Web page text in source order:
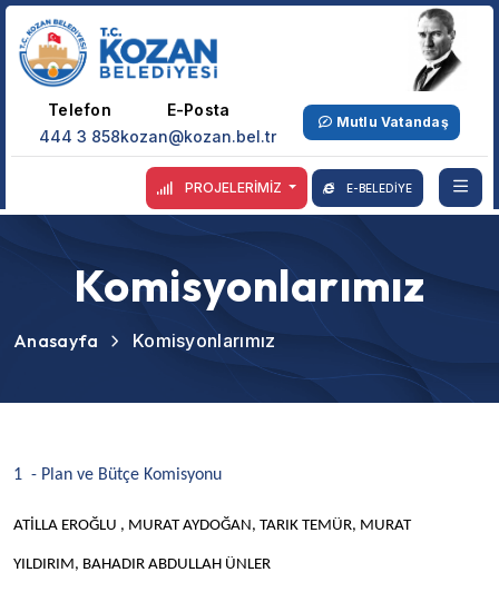
Telefon
444 3 858
E-Posta
kozan@kozan.bel.tr
Mutlu Vatandaş
PROJELERİMİZ E-BELEDİYE
Komisyonlarımız
Anasayfa Komisyonlarımız
1 - Plan ve Bütçe Komisyonu
ATİLLA EROĞLU , MURAT AYDOĞAN, TARIK TEMÜR, MURAT
YILDIRIM, BAHADIR ABDULLAH ÜNLER